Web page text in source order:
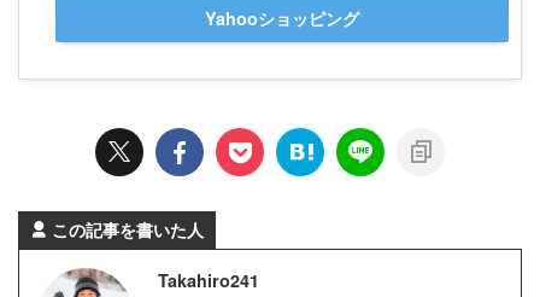
Yahooショッピング
この記事を書いた人
Takahiro241